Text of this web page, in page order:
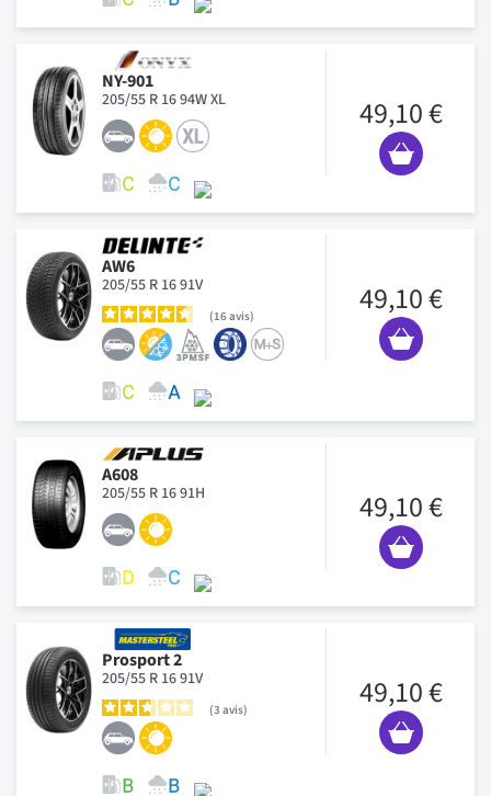
NY-901
205/55 R 16 94W XL 49,10 €
AW6
205/55 R 16 91V
16avis 49,10 €
A608
205/55 R 16 91H 49,10 €
Prosport 2
205/55 R 16 91V
3 avis 49,10 €